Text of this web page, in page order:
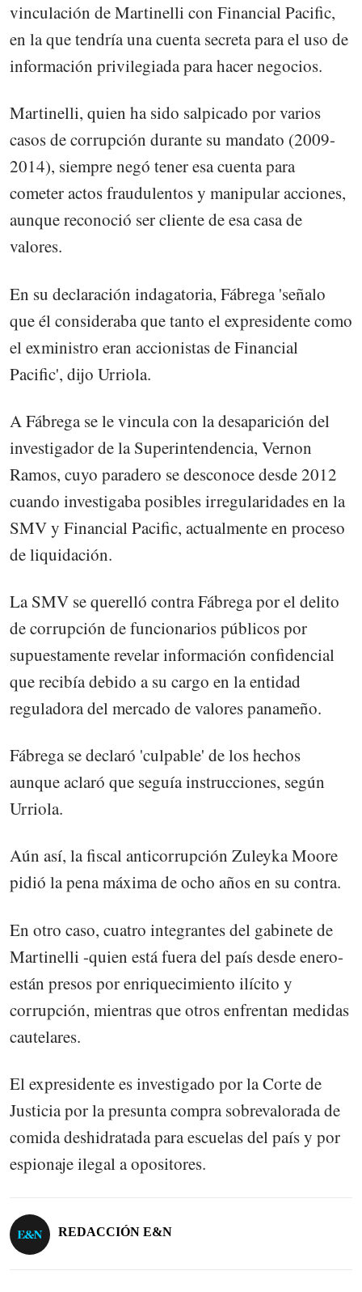
vinculación de Martinelli con Financial Pacific,
en la que tendría una cuenta secreta para el uso de
información privilegiada para hacer negocios.
Martinelli, quien ha sido salpicado por varios
casos de corrupción durante su mandato (2009-
2014), siempre negó tener esa cuenta para
cometer actos fraudulentos y manipular acciones,
aunque reconoció ser cliente de esa casa de
valores.
En su declaración indagatoria, Fábrega 'señalo
que él consideraba que tanto el expresidente como
el exministro eran accionistas de Financial
Pacific', dijo Urriola.
A Fábrega se le vincula con la desaparición del
investigador de la Superintendencia, Vernon
Ramos, cuyo paradero se desconoce desde 2012
cuando investigaba posibles irregularidades en la
SMV y Financial Pacific, actualmente en proceso
de liquidación.
La SMV se querelló contra Fábrega por el delito
de corrupción de funcionarios públicos por
supuestamente revelar información confidencial
que recibía debido a su cargo en la entidad
reguladora del mercado de valores panameño.
Fábrega se declaró 'culpable' de los hechos
aunque aclaró que seguía instrucciones, según
Urriola.
Aún así, la fiscal anticorrupción Zuleyka Moore
pidió la pena máxima de ocho años en su contra.
En otro caso, cuatro integrantes del gabinete de
Martinelli -quien está fuera del país desde enero-
están presos por enriquecimiento ilícito y
corrupción, mientras que otros enfrentan medidas
cautelares.
El expresidente es investigado por la Corte de
Justicia por la presunta compra sobrevalorada de
comida deshidratada para escuelas del país y por
espionaje ilegal a opositores.
REDACCIÓN E&N